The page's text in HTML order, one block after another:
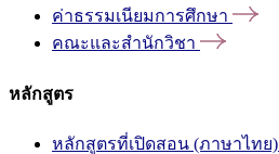
ค่าธรรมเนียมการศึกษา
คณะและสำนักวิชา
หลักสูตร
หลักสูตรที่เปิดสอน (ภาษาไทย)